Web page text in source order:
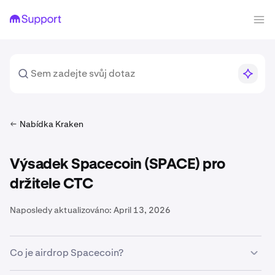
Nabídka Kraken
Výsadek Spacecoin (SPACE) pro
držitele CTC
Naposledy aktualizováno: April 13, 2026
Co je airdrop Spacecoin?